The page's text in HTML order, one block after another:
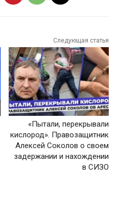
Следующая статья
«Пытали, перекрывали
кислород». Правозащитник
Алексей Соколов о своем
задержании и нахождении
в СИЗО